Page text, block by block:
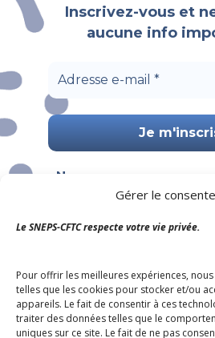
Gérer le
Le SNEPS-CFTC respecte votre vie privée.
Pour offrir les meilleures expériences,
telles que les cookies pour stocker et/ou
appareils. Le fait de consentir à ces
traiter des données telles que le
uniques sur ce site. Le fait de ne pas
Inscrivez-vous et
aucune info
Nous ne spammons
politique de